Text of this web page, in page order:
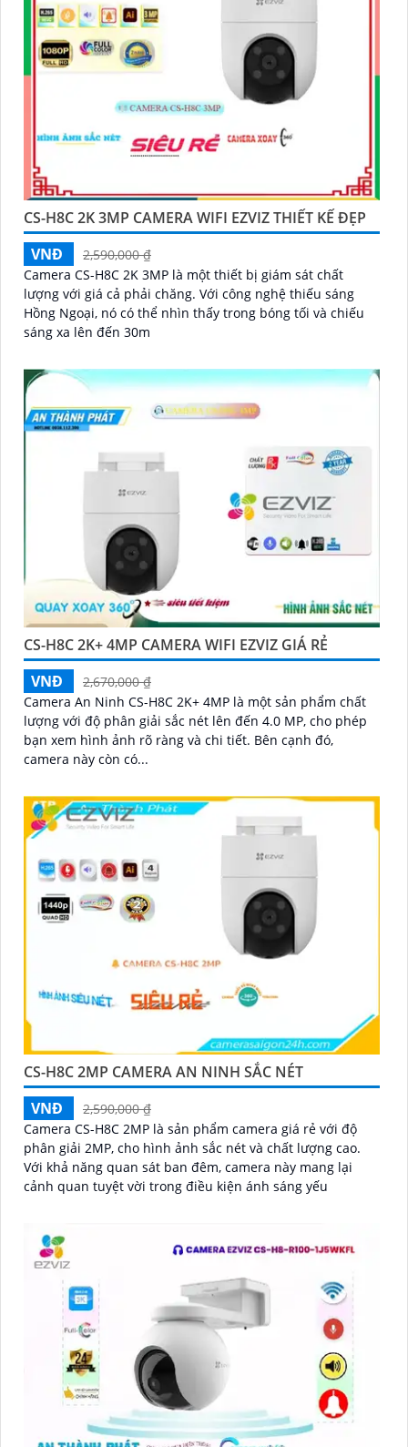
CS-H8C 2K 3MP CAMERA WIFI EZVIZ THIẾT KẾ ĐẸP
VNĐ
2,590,000 ₫
Camera CS-H8C 2K 3MP là một thiết bị giám sát chất
lượng với giá cả phải chăng. Với công nghệ thiếu sáng
Hồng Ngoại, nó có thể nhìn thấy trong bóng tối và chiếu
sáng xa lên đến 30m
CS-H8C 2K+ 4MP CAMERA WIFI EZVIZ GIÁ RẺ
VNĐ
2,670,000 ₫
Camera An Ninh CS-H8C 2K+ 4MP là một sản phẩm chất
lượng với độ phân giải sắc nét lên đến 4.0 MP, cho phép
bạn xem hình ảnh rõ ràng và chi tiết. Bên cạnh đó,
camera này còn có...
CS-H8C 2MP CAMERA AN NINH SẮC NÉT
VNĐ
2,590,000 ₫
Camera CS-H8C 2MP là sản phẩm camera giá rẻ với độ
phân giải 2MP, cho hình ảnh sắc nét và chất lượng cao.
Với khả năng quan sát ban đêm, camera này mang lại
cảnh quan tuyệt vời trong điều kiện ánh sáng yếu